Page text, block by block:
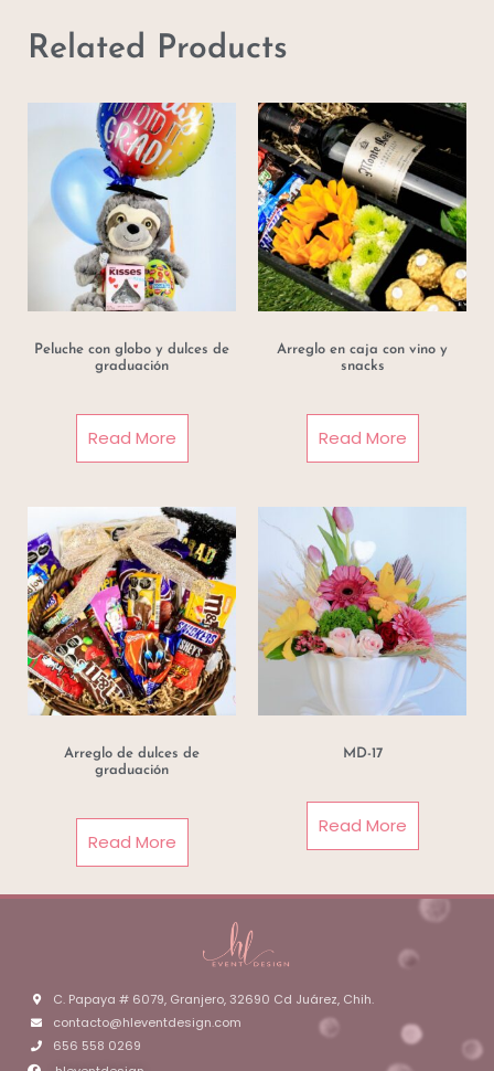
Related Products
Peluche con globo y dulces de
graduación
Read More
Arreglo en caja con vino y
snacks
Read More
Arreglo de dulces de
graduación
Read More
MD-17
Read More
C. Papaya # 6079, Granjero, 32690 Cd Juárez, Chih.
contacto@hleventdesign.com
656 558 0269